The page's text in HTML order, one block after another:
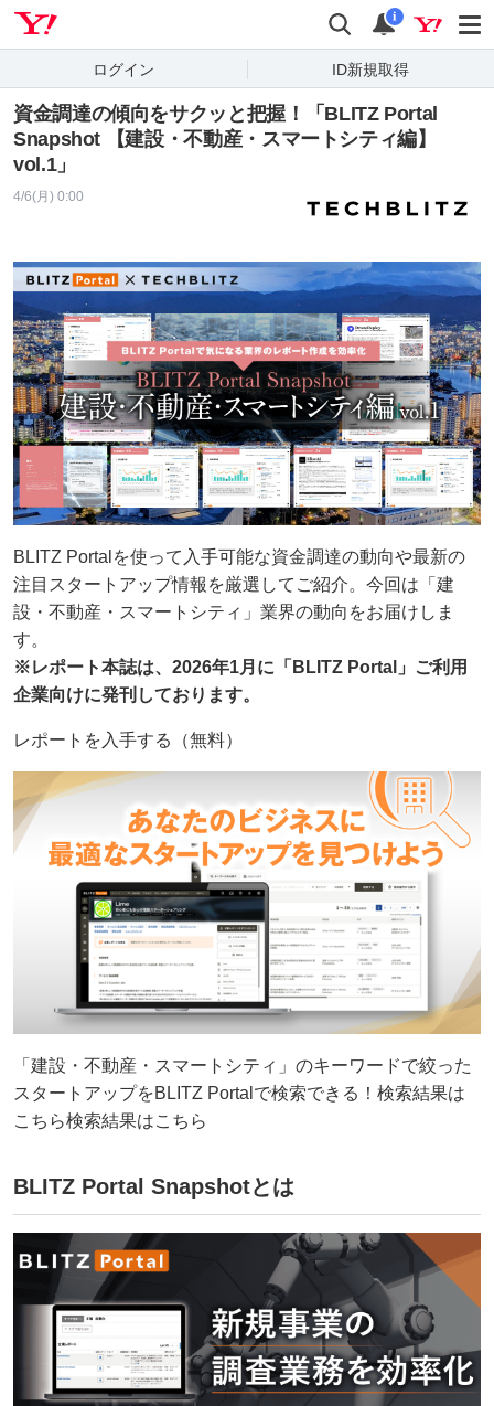
検索 通知
i
ログイン ID新規取得
資⾦調達の傾向をサクッと把握！「BLITZ Portal
Snapshot 【建設・不動産・スマートシティ編】
vol.1」
4/6(月) 0:00
BLITZ Portalを使って⼊⼿可能な資⾦調達の動向や最新の
注⽬スタートアップ情報を厳選してご紹介。今回は「建
設・不動産・スマートシティ」業界の動向をお届けしま
す。
※レポート本誌は、2026年1月に「BLITZ Portal」ご利用
企業向けに発刊しております。
レポートを入手する（無料）
「建設・不動産・スマートシティ」のキーワードで絞った
スタートアップをBLITZ Portalで検索できる！検索結果は
こちら検索結果はこちら
BLITZ Portal Snapshotとは